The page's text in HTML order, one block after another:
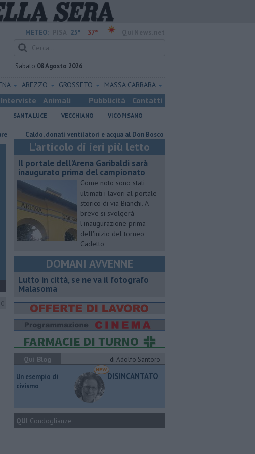
METEO: 25° 37°
Sabato 08 Agosto 2026
AREZZO GROSSETO MASSA CARRARA
Interviste Animali Pubblicità Contatti
SANTA LUCE VECCHIANO VICOPISANO
Caldo, donati ventilatori e acqua al Don Bosco Un reperto pisano riferimento
L'articolo di ieri più letto
Il portale dell'Arena Garibaldi sarà
inaugurato prima del campionato
Come noto sono stati
ultimati i lavori al portale
storico di via Bianchi. A
breve si svolgerà
l'inaugurazione prima
dell'inizio del torneo
Cadetto
DOMANI AVVENNE
Lutto in città, se ne va il fotografo
Malasoma
Qui Blog
di Adolfo Santoro
​Un esempio di
civismo
DISINCANTATO
QUI Condoglianze